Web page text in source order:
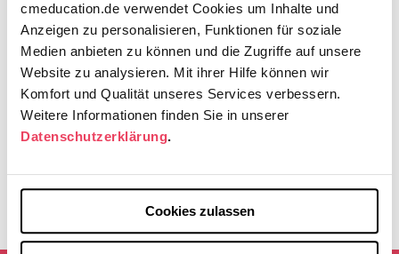
cmeducation.de verwendet Cookies um Inhalte und
Anzeigen zu personalisieren, Funktionen für soziale
Medien anbieten zu können und die Zugriffe auf unsere
Website zu analysieren. Mit ihrer Hilfe können wir
Komfort und Qualität unseres Services verbessern.
Weitere Informationen finden Sie in unserer
Datenschutzerklärung.
Cookies zulassen
Fortbildungskategorie:I
CME-Punkte:2
Kosten:230,00€ (zzgl. MwSt) für 4 Module
Die Inhalte wurden erstellt in Zusammenarbeit mit derWinicker
Norimed GmbH.
Kein Förderer unterstützt diese Fortbildung finanziell.